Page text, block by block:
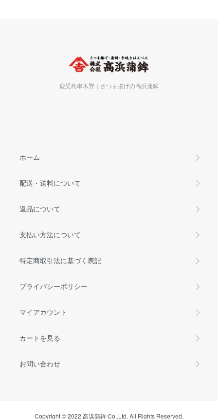
鹿児島串木野｜さつま揚げの高浜蒲鉾
ホーム
配送・送料について
返品について
支払い方法について
特定商取引法に基づく表記
プライバシーポリシー
マイアカウント
カートを見る
お問い合わせ
Copyright © 2022 高浜蒲鉾 Co..Ltd. All Rights Reserved.